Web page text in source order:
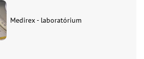
Medirex - laboratórium